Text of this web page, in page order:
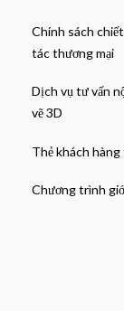
Chính sách
tác thương mại
Dịch vụ tư vấn
vẽ 3D
Thẻ khách
Chương trình